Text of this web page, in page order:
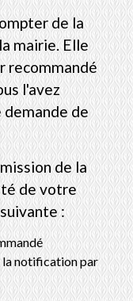
de la
mairie. Elle
recommandé
l'avez
de
de la
de votre
:
la notification par